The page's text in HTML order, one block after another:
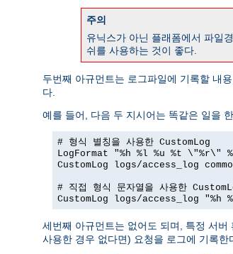
주의
유닉스가 아닌 플래폼에서 파일
쉬를 사용하는 것이 좋다.
두번째 아규먼트는 로그파일에 기록할 내
다.
예를 들어, 다음 두 지시어는 똑같은 일을 한
# 형식 별칭을 사용한 CustomLog
LogFormat "%h %l %u %t \"%r\"
CustomLog logs/access_log
# 직접 형식 문자열을 사용한
CustomLog logs/access_log "%h
세번째 아규먼트는 없어도 되며, 특정 서
사용한 경우 없다면) 요청을 로그에 기록한